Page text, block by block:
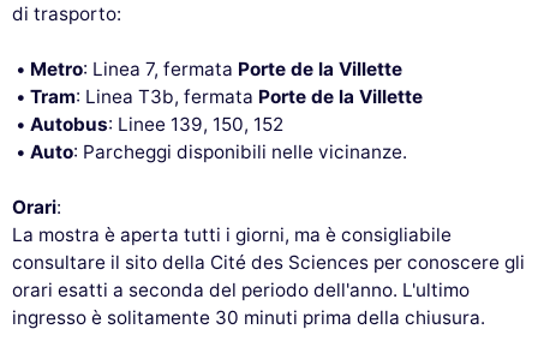
di trasporto:
Metro: Linea 7, fermata Porte de la Villette
Tram: Linea T3b, fermata Porte de la Villette
Autobus: Linee 139, 150, 152
Auto: Parcheggi disponibili nelle vicinanze.
Orari:
La mostra è aperta tutti i giorni, ma è consigliabile
consultare il sito della Cité des Sciences per conoscere gli
orari esatti a seconda del periodo dell'anno. L'ultimo
ingresso è solitamente 30 minuti prima della chiusura.